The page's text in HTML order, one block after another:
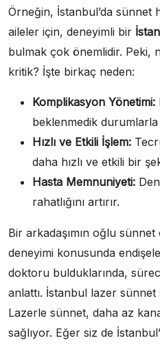
Örneğin, İstanbul’da sünnet
aileler için, deneyimli bir
bulmak çok önemlidir. Peki,
kritik? İşte birkaç neden:
Komplikasyon Yönetimi:
beklenmedik durumlarla
Hızlı ve Etkili İşlem:
daha hızlı ve etkili bir
Hasta Memnuniyeti:
rahatlığını artırır.
Bir arkadaşımın oğlu
deneyimi konusunda
doktoru bulduklarında,
anlattı. İstanbul lazer
Lazerle sünnet, daha az
sağlıyor. Eğer siz de